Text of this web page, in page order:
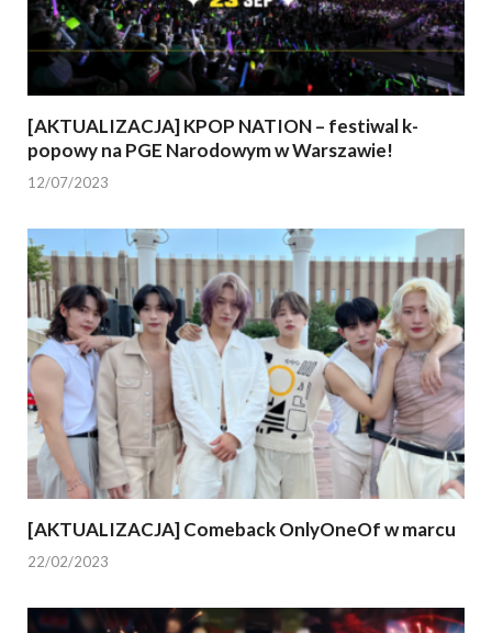
[AKTUALIZACJA] KPOP NATION – festiwal k-
popowy na PGE Narodowym w Warszawie!
12/07/2023
[AKTUALIZACJA] Comeback OnlyOneOf w marcu
22/02/2023